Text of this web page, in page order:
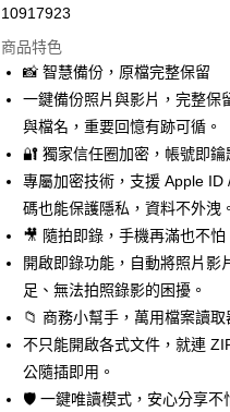
3 期 0 利率 每期 NT$332
合作金庫商業銀行
華南商業銀行
國泰世華商業銀行
臺灣中小企業銀行
匯豐（台灣）商業銀行
聯邦商業銀行
元大商業銀行
台新國際商業銀行
台灣樂天信用卡公司
超商取貨付款
Apple Pay
悠遊付
全盈+PAY
ATM付款
10917923
商品特色
📸 智慧備份，原檔完整保留
一鍵備份照片與影片，完整保
與檔名，重要回憶有跡可循。
🔐 獨家信任圈加密，帳號即鑰
專屬加密技術，支援 Apple
碼也能保護隱私，資料不外洩。
🎥 隨拍即錄，手機再滿也不怕
開啟即錄功能，自動將照片影
足、無法拍照錄影的困擾。
📁 商務小幫手，萬用檔案讀取
不只能開啟各式文件，就連
公隨插即用。
🛡️ 一鍵唯讀模式，安心分享不